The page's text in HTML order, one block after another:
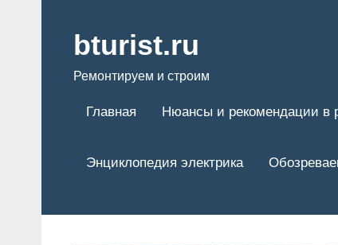
содержимому
bturist.ru
Ремонтируем и строим
Главная Нюансы и рекомендации в
Энциклопедия электрика